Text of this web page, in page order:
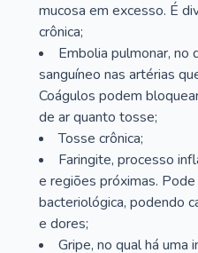
mucosa em excesso. É
crônica;
Embolia pulmonar, no
sanguíneo nas artérias
Coágulos podem
de ar quanto tosse;
Tosse crônica;
Faringite, processo
e regiões próximas.
bacteriológica, podendo
e dores;
Gripe, no qual há uma